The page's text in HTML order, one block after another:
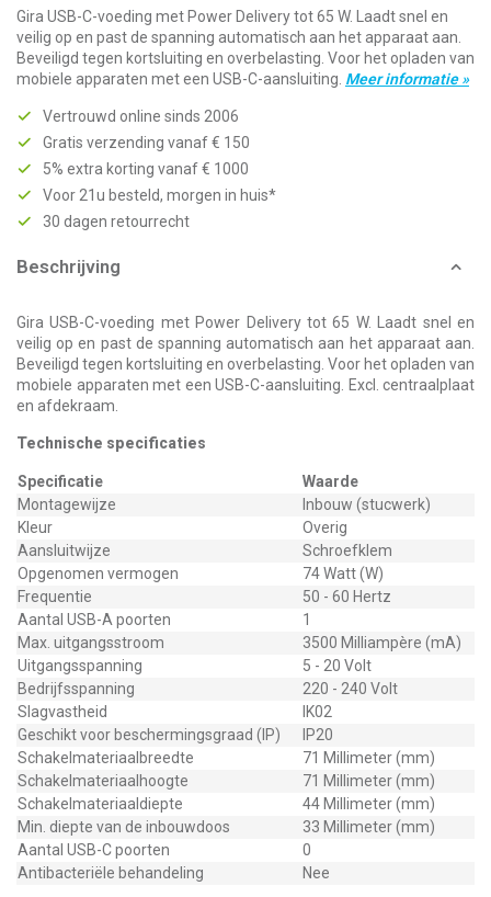
Gira USB-C-voeding met Power Delivery tot 65 W. Laadt snel en
veilig op en past de spanning automatisch aan het apparaat aan.
Beveiligd tegen kortsluiting en overbelasting. Voor het opladen van
mobiele apparaten met een USB-C-aansluiting. Meer informatie »
Vertrouwd online sinds 2006
Gratis verzending vanaf € 150
5% extra korting vanaf € 1000
Voor 21u besteld, morgen in huis*
30 dagen retourrecht
Beschrijving
Gira USB-C-voeding met Power Delivery tot 65 W. Laadt snel en
veilig op en past de spanning automatisch aan het apparaat aan.
Beveiligd tegen kortsluiting en overbelasting. Voor het opladen van
mobiele apparaten met een USB-C-aansluiting. Excl. centraalplaat
en afdekraam.
Technische specificaties
Specificatie
Waarde
Montagewijze
Inbouw (stucwerk)
Kleur
Overig
Aansluitwijze
Schroefklem
Opgenomen vermogen
74 Watt (W)
Frequentie
50 - 60 Hertz
Aantal USB-A poorten
1
Max. uitgangsstroom
3500 Milliampère (mA)
Uitgangsspanning
5 - 20 Volt
Bedrijfsspanning
220 - 240 Volt
Slagvastheid
IK02
Geschikt voor beschermingsgraad (IP)
IP20
Schakelmateriaalbreedte
71 Millimeter (mm)
Schakelmateriaalhoogte
71 Millimeter (mm)
Schakelmateriaaldiepte
44 Millimeter (mm)
Min. diepte van de inbouwdoos
33 Millimeter (mm)
Aantal USB-C poorten
0
Antibacteriële behandeling
Nee